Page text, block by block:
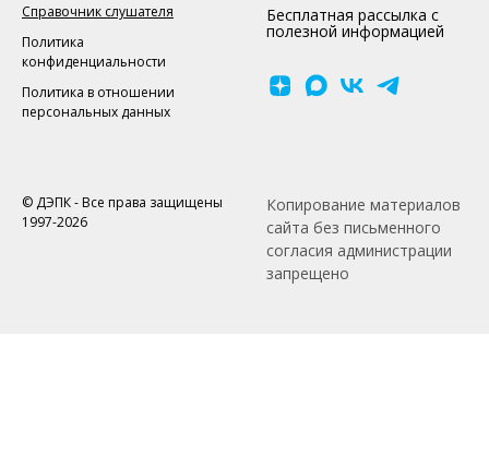
Справочник слушателя
Политика
конфиденциальности
Политика в отношении
персональных данных
Бесплатная рассылка с
полезной информацией
© ДЭПК - Все права защищены
1997-2026
Копирование материалов
сайта без письменного
согласия администрации
запрещено